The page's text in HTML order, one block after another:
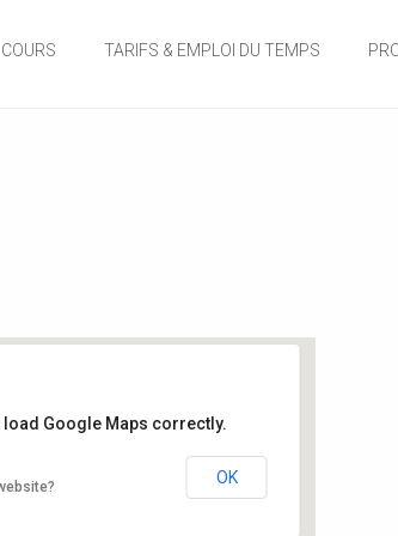
COURS TARIFS & EMPLOI DU TEMPS
de l'hôtel de ville - Buxerolles
load Google Maps correctly.
OK